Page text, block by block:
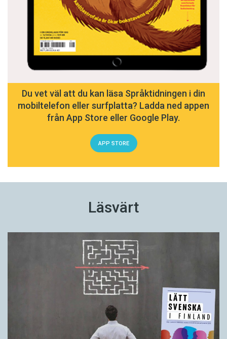
Du vet väl att du kan läsa Språktidningen i din
mobiltelefon eller surfplatta? Ladda ned appen
från App Store eller Google Play.
APP STORE
Läsvärt